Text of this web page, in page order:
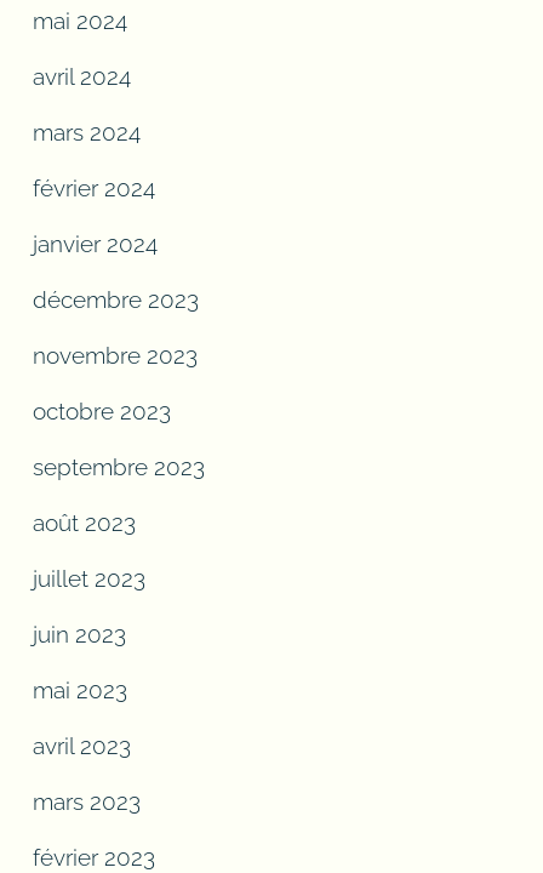
mai 2024
avril 2024
mars 2024
février 2024
janvier 2024
décembre 2023
novembre 2023
octobre 2023
septembre 2023
août 2023
juillet 2023
juin 2023
mai 2023
avril 2023
mars 2023
février 2023